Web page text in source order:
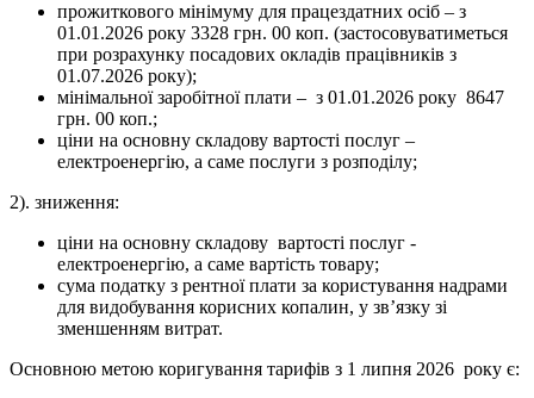
прожиткового мінімуму для працездатних осіб – з
01.01.2026 року 3328 грн. 00 коп. (застосовуватиметься
при розрахунку посадових окладів працівників з
01.07.2026 року);
мінімальної заробітної плати – з 01.01.2026 року 8647
грн. 00 коп.;
ціни на основну складову вартості послуг –
електроенергію, а саме послуги з розподілу;
2). зниження:
ціни на основну складову вартості послуг -
електроенергію, а саме вартість товару;
сума податку з рентної плати за користування надрами
для видобування корисних копалин, у зв’язку зі
зменшенням витрат.
Основною метою коригування тарифів з 1 липня 2026 року є: